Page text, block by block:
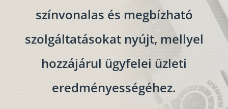
színvonalas és megbízható
szolgáltatásokat nyújt, mellyel
hozzájárul ügyfelei üzleti
eredményességéhez.